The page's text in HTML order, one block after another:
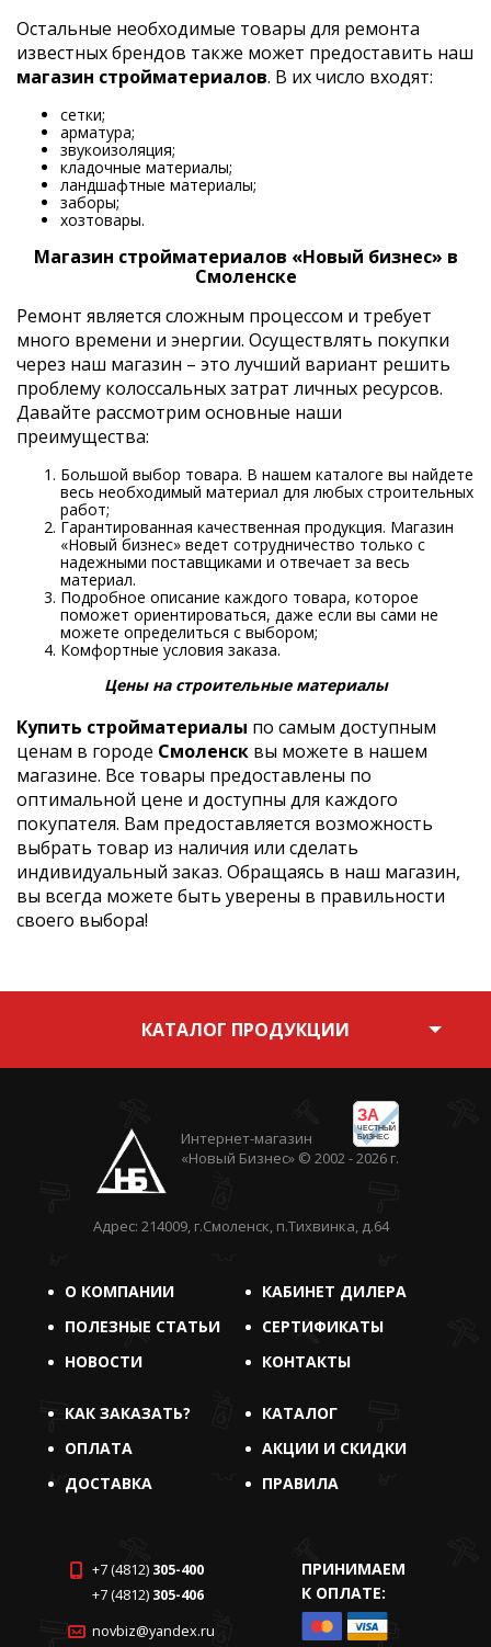
Остальные необходимые товары для ремонта
известных брендов также может предоставить наш
магазин стройматериалов. В их число входят:
сетки;
арматура;
звукоизоляция;
кладочные материалы;
ландшафтные материалы;
заборы;
хозтовары.
Магазин стройматериалов «Новый бизнес» в
Смоленске
Ремонт является сложным процессом и требует
много времени и энергии. Осуществлять покупки
через наш магазин – это лучший вариант решить
проблему колоссальных затрат личных ресурсов.
Давайте рассмотрим основные наши
преимущества:
Большой выбор товара. В нашем каталоге вы найдете
весь необходимый материал для любых строительных
работ;
Гарантированная качественная продукция. Магазин
«Новый бизнес» ведет сотрудничество только с
надежными поставщиками и отвечает за весь
материал.
Подробное описание каждого товара, которое
поможет ориентироваться, даже если вы сами не
можете определиться с выбором;
Комфортные условия заказа.
Цены на строительные материалы
Купить стройматериалы по самым доступным
ценам в городе Смоленск вы можете в нашем
магазине. Все товары предоставлены по
оптимальной цене и доступны для каждого
покупателя. Вам предоставляется возможность
выбрать товар из наличия или сделать
индивидуальный заказ. Обращаясь в наш магазин,
вы всегда можете быть уверены в правильности
своего выбора!
КАТАЛОГ ПРОДУКЦИИ
ЗА
ЧЕСТНЫЙ
БИЗНЕС
Интернет-магазин
«Новый Бизнес» © 2002 - 2026 г.
Адрес: 214009, г.Смоленск, п.Тихвинка, д.64
О КОМПАНИИ
КАБИНЕТ ДИЛЕРА
ПОЛЕЗНЫЕ СТАТЬИ
СЕРТИФИКАТЫ
НОВОСТИ
КОНТАКТЫ
КАК ЗАКАЗАТЬ?
КАТАЛОГ
ОПЛАТА
АКЦИИ И СКИДКИ
ДОСТАВКА
ПРАВИЛА
+7 (4812) 305-400
+7 (4812) 305-406
novbiz@yandex.ru
ПРИНИМАЕМ
К ОПЛАТЕ: